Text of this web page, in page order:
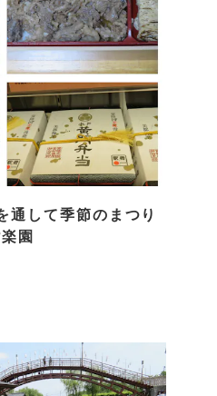
通して季節のまつり
園